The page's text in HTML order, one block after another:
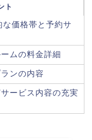
ト
価格帯と予約サ
ムの料金詳細
ンの内容
ービス内容の充実